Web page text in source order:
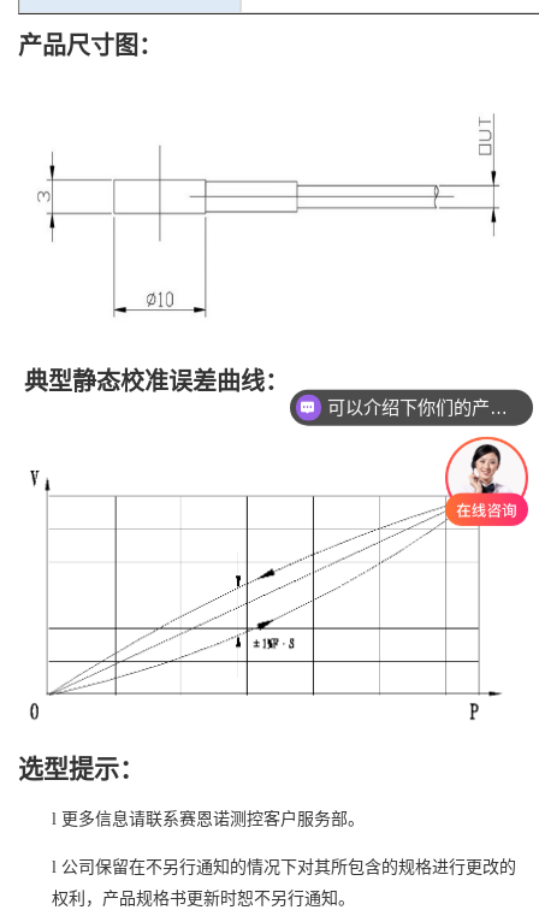
产品尺寸图：
典型静态校准误差曲线：
选型提示：
l 更多信息请联系赛恩诺测控客户服务部。
l 公司保留在不另行通知的情况下对其所包含的规格进行更改的
权利，产品规格书更新时恕不另行通知。
可以介绍下你们的产品么？